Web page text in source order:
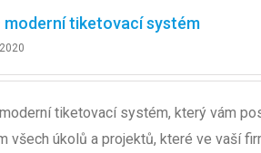
moderní tiketovací systém
tiketovací systém, který vám
všech úkolů a projektů, které ve vaší